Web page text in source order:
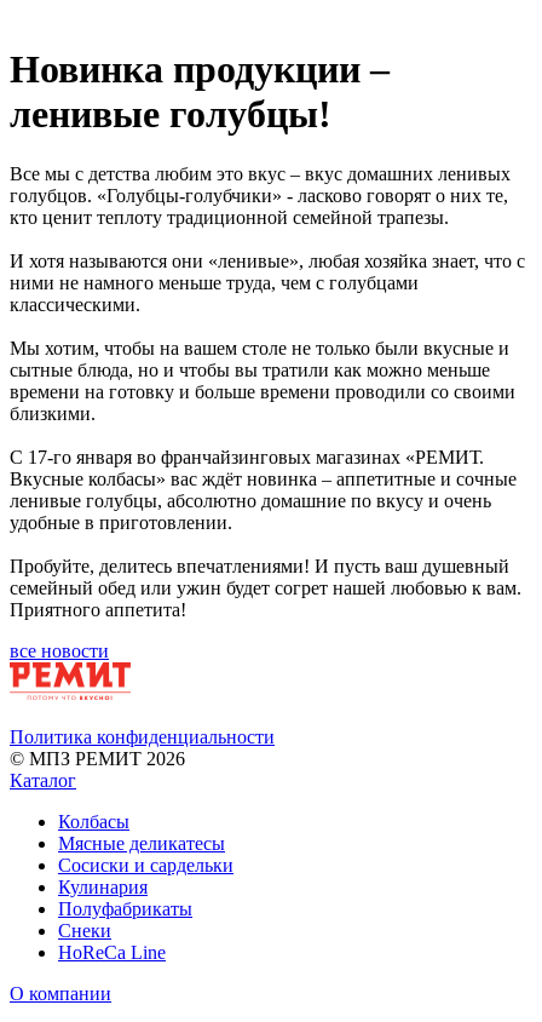
Новинка продукции –
ленивые голубцы!
Все мы с детства любим это вкус – вкус домашних ленивых
голубцов. «Голубцы-голубчики» - ласково говорят о них те,
кто ценит теплоту традиционной семейной трапезы.
И хотя называются они «ленивые», любая хозяйка знает, что с
ними не намного меньше труда, чем с голубцами
классическими.
Мы хотим, чтобы на вашем столе не только были вкусные и
сытные блюда, но и чтобы вы тратили как можно меньше
времени на готовку и больше времени проводили со своими
близкими.
С 17-го января во франчайзинговых магазинах «РЕМИТ.
Вкусные колбасы» вас ждёт новинка – аппетитные и сочные
ленивые голубцы, абсолютно домашние по вкусу и очень
удобные в приготовлении.
Пробуйте, делитесь впечатлениями! И пусть ваш душевный
семейный обед или ужин будет согрет нашей любовью к вам.
Приятного аппетита!
все новости
Политика конфиденциальности
© МПЗ РЕМИТ 2026
Каталог
Колбасы
Мясные деликатесы
Сосиски и сардельки
Кулинария
Полуфабрикаты
Снеки
HoReCa Line
О компании